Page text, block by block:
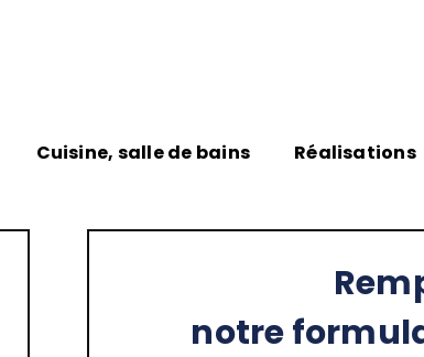
Cuisine, salle de bains Réalisations
notre